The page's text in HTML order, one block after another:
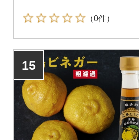
（0件）
15